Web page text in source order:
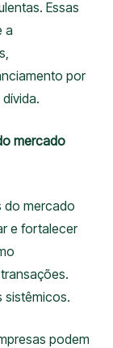
Essas
a
por
mercado
do mercado
e fortalecer
sistêmicos.
podem